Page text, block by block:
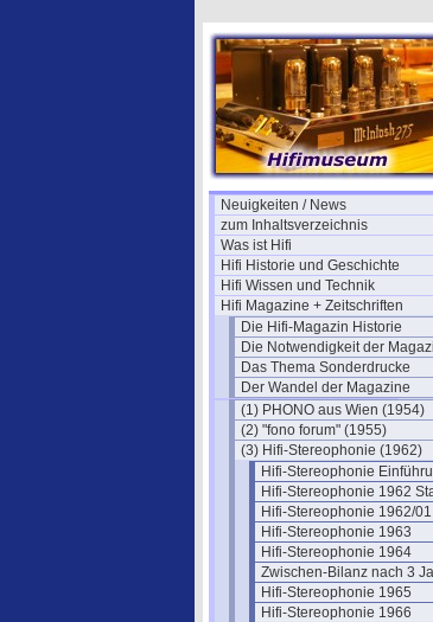
Neuigkeiten / News
zum Inhaltsverzeichnis
Was ist Hifi
Hifi Historie und Geschichte
Hifi Wissen und Technik
Hifi Magazine + Zeitschriften
Die Hifi-Magazin Historie
Die Notwendigkeit der
Das Thema Sonderdrucke
Der Wandel der Magazine
(1) PHONO aus Wien (1954)
(2) "fono forum" (1955)
(3) Hifi-Stereophonie (1962)
Hifi-Stereophonie
Hifi-Stereophonie 1962
Hifi-Stereophonie 1962/
Hifi-Stereophonie 1963
Hifi-Stereophonie 1964
Zwischen-Bilanz nach 3
Hifi-Stereophonie 1965
Hifi-Stereophonie 1966